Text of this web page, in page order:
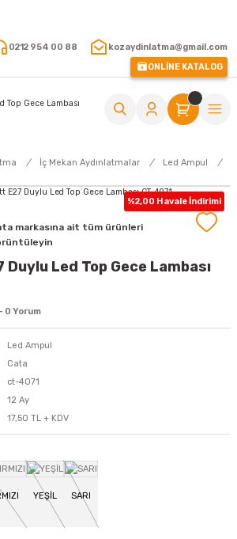
0212 954 00 88
kozaydinlatma@gmail.com
ONLİNE KATALOG
İç Mekan Aydınlatmalar Led Ampul
%2,00 Havale İndirimi
markasına ait tüm ürünleri
Led Top Gece Lambası
0 Yorum
Led Ampul
Cata
ct-4071
12 Ay
17,50 TL + KDV